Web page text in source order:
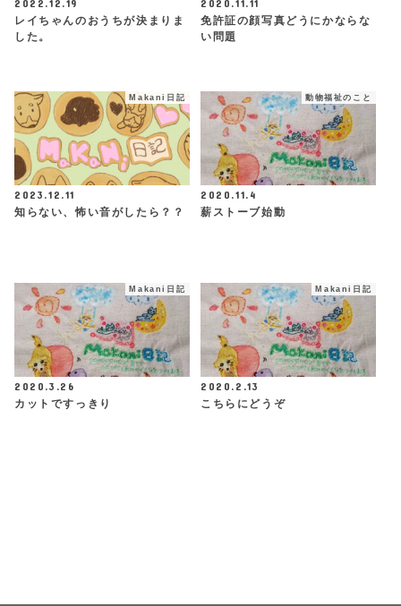
2022.12.19
レイちゃんのおうちが決まりま
した。
2020.11.11
免許証の顔写真どうにかならな
い問題
Makani日記
2023.12.11
知らない、怖い音がしたら？？
動物福祉のこと
2020.11.4
薪ストーブ始動
Makani日記
2020.3.26
カットですっきり
Makani日記
2020.2.13
こちらにどうぞ